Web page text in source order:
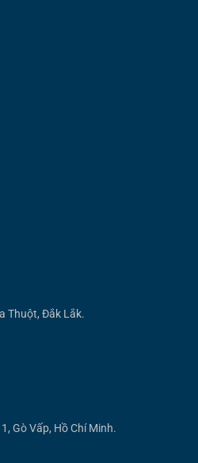
Thuột, Đắk Lắk.
Gò Vấp, Hồ Chí Minh.